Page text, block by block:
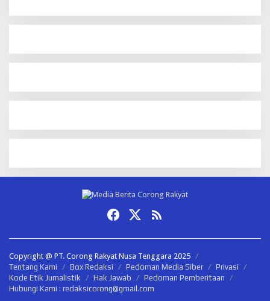
Copyright @ PT. Corong Rakyat Nusa Tenggara 2025
Tentang Kami
Box Redaksi Pedoman Media Siber
Privasi
Kode Etik Jurnalistik
Hak Jawab
Pedoman Pemberitaan
Hubungi Kami : redaksicorong@gmail.com